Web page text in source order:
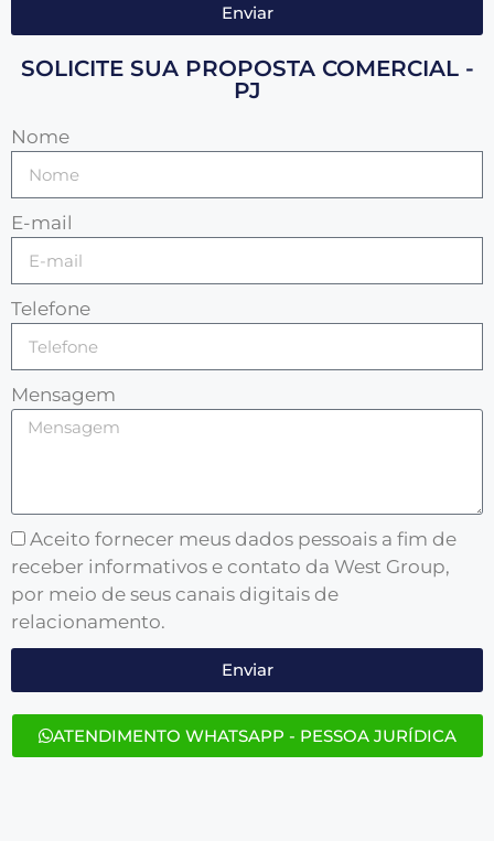
Enviar
SOLICITE SUA PROPOSTA COMERCIAL -
PJ
Nome
E-mail
Telefone
Mensagem
Aceito fornecer meus dados pessoais a fim de
receber informativos e contato da West Group,
por meio de seus canais digitais de
relacionamento.
Enviar
ATENDIMENTO WHATSAPP - PESSOA JURÍDICA